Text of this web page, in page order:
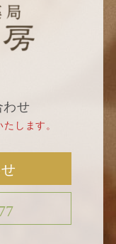
わせ
します。